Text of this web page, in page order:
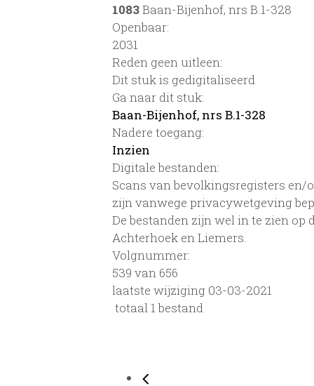
1083Baan-Bijenhof, nrs B.1-328
Openbaar:
2031
Reden geen uitleen:
Dit stuk is gedigitaliseerd
Ga naar dit stuk:
Baan-Bijenhof, nrs B.1-328
Nadere toegang:
Inzien
Digitale bestanden:
Scans van bevolkingsregisters en/
zijn vanwege privacywetgeving
De bestanden zijn wel in te zien
Achterhoek en Liemers.
Volgnummer:
539 van 656
laatste wijziging 03-03-2021
totaal 1 bestand